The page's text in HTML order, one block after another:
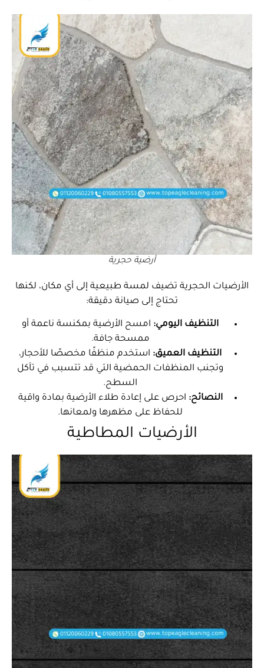
أرضية حجرية
الأرضيات الحجرية تضيف لمسة طبيعية إلى أي مكان، لكنها
تحتاج إلى صيانة دقيقة:
التنظيف اليومي: امسح الأرضية بمكنسة ناعمة أو
ممسحة جافة.
التنظيف العميق: استخدم منظفًا مخصصًا للأحجار،
وتجنب المنظفات الحمضية التي قد تتسبب في تآكل
السطح.
النصائح: احرص على إعادة طلاء الأرضية بمادة واقية
للحفاظ على مظهرها ولمعانها.
الأرضيات المطاطية